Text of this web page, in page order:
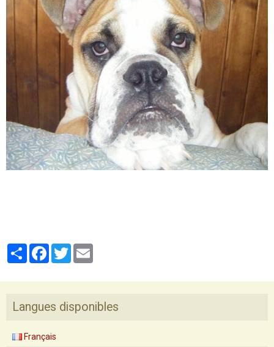
PartagerFacebook
Twitter
Langues disponibles
Français